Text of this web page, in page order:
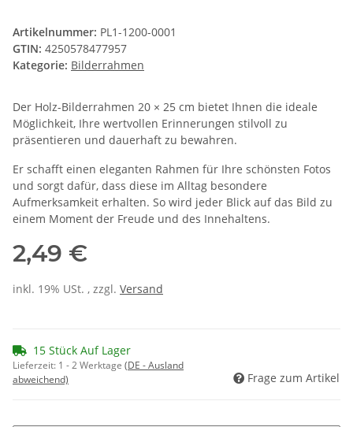
Artikelnummer: PL1-1200-0001
GTIN: 4250578477957
Kategorie: Bilderrahmen
Der Holz-Bilderrahmen 20 × 25 cm bietet Ihnen die ideale
Möglichkeit, Ihre wertvollen Erinnerungen stilvoll zu
präsentieren und dauerhaft zu bewahren.
Er schafft einen eleganten Rahmen für Ihre schönsten Fotos
und sorgt dafür, dass diese im Alltag besondere
Aufmerksamkeit erhalten. So wird jeder Blick auf das Bild zu
einem Moment der Freude und des Innehaltens.
2,49 €
inkl. 19% USt. , zzgl. Versand
15 Stück Auf Lager
Lieferzeit: 1 - 2 Werktage (DE - Ausland
abweichend)
Frage zum Artikel